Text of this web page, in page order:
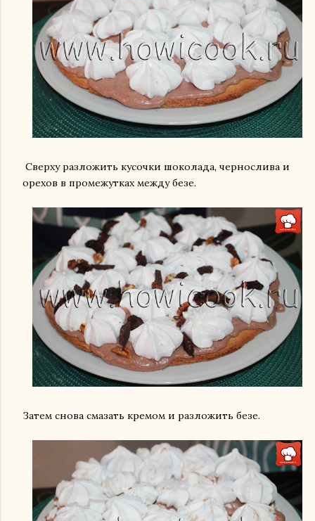
Сверху разложить кусочки шоколада, чернослива и
орехов в промежутках между безе.
Затем снова смазать кремом и разложить безе.